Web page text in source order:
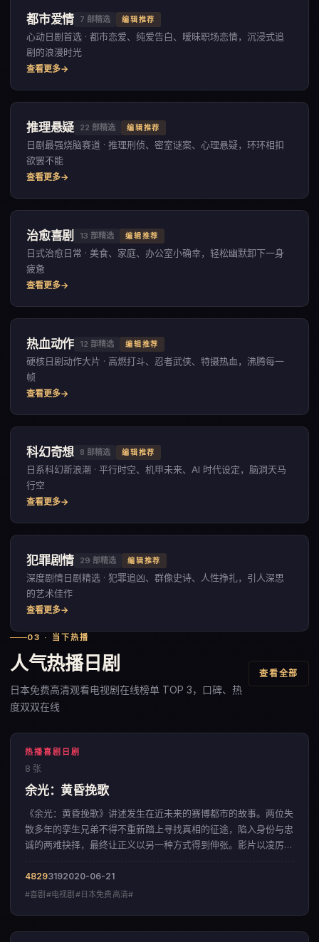
都市爱情 7 部精选 编辑推荐
心动日剧首选 · 都市恋爱、纯爱告白、暧昧职场恋情，沉浸式追
剧的浪漫时光
查看更多
推理悬疑 22 部精选 编辑推荐
日剧最强烧脑赛道 · 推理刑侦、密室谜案、心理悬疑，环环相扣
欲罢不能
查看更多
治愈喜剧 13 部精选 编辑推荐
日式治愈日常 · 美食、家庭、办公室小确幸，轻松幽默卸下一身
疲惫
查看更多
热血动作 12 部精选 编辑推荐
硬核日剧动作大片 · 高燃打斗、忍者武侠、特摄热血，沸腾每一
帧
查看更多
科幻奇想 8 部精选 编辑推荐
日系科幻新浪潮 · 平行时空、机甲未来、AI 时代设定，脑洞天马
行空
查看更多
犯罪剧情 29 部精选 编辑推荐
深度剧情日剧精选 · 犯罪追凶、群像史诗、人性挣扎，引人深思
的艺术佳作
查看更多
03 · 当下热播
人气热播日剧
日本免费高清观看电视剧在线榜单 TOP 3，口碑、热
度双双在线
查看全部
热播喜剧日剧
8 张
余光：黄昏挽歌
《余光：黄昏挽歌》讲述发生在近未来的赛博都市的故事。两位失
散多年的孪生兄弟不得不重新踏上寻找真相的征途，陷入身份与忠
诚的两难抉择，最终让正义以另一种方式得到伸张。影片以凌厉的
48293192020-06-21
#喜剧#电视剧#日本免费高清#